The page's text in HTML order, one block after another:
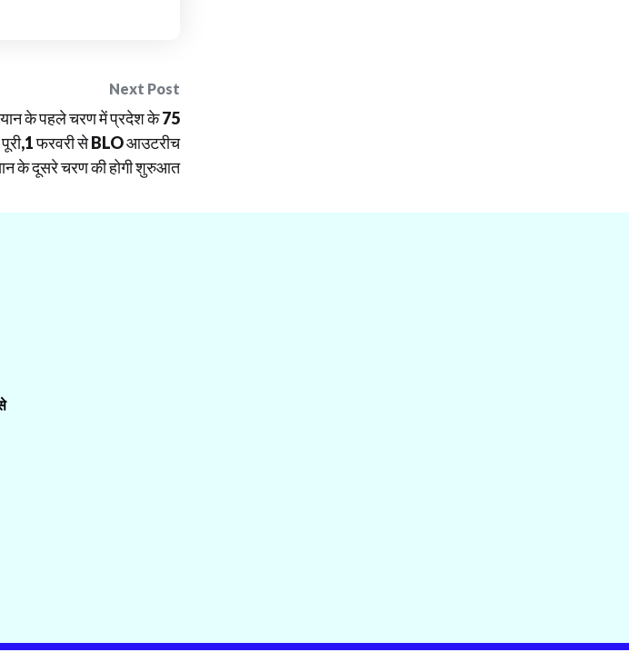
Next Post
के पहले चरण में प्रदेश के 75
पूरी,1 फरवरी से BLO आउटरीच
के दूसरे चरण की होगी शुरुआत